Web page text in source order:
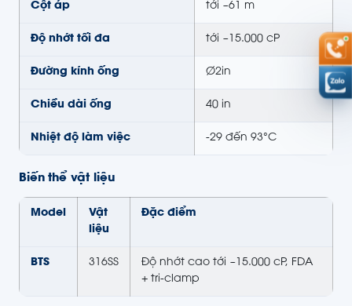
Cột áp tới ~61 m
Độ nhớt tối đa tới ~15.000 cP
Đường kính ống Ø2in
Chiều dài ống 40 in
Nhiệt độ làm việc -29 đến 93°C
Biến thể vật liệu
Model
Vật
liệu
Đặc điểm
BTS 316SS
Độ nhớt cao tới ~15.000 cP, FDA
+ tri-clamp